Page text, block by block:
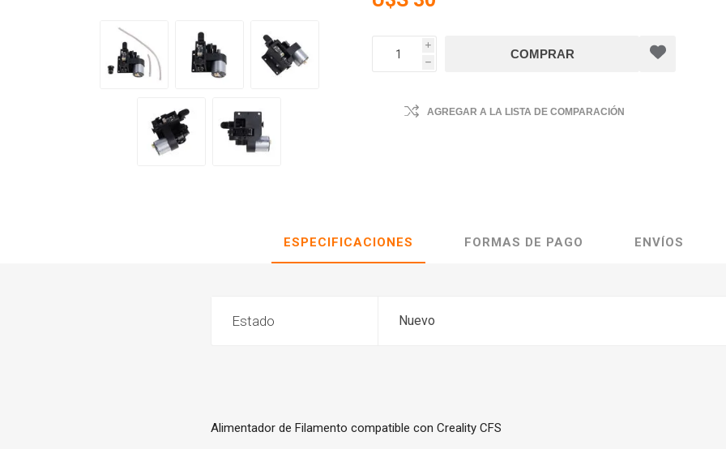
i
h
AGREGAR A LA LISTA DE COMPARACIÓN
ESPECIFICACIONES FORMAS DE PAGO ENVÍOS
Estado Nuevo
Alimentador de Filamento compatible con Creality CFS